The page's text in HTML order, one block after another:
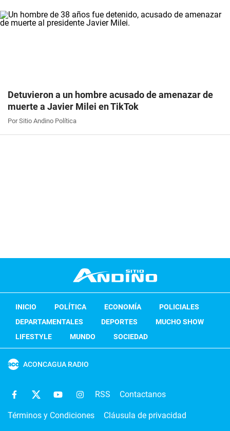
Detuvieron a un hombre acusado de amenazar de
muerte a Javier Milei en TikTok
Por Sitio Andino Política
INICIO POLÍTICA ECONOMÍA
POLICIALES
DEPARTAMENTALES
DEPORTES
MUCHO SHOW
LIFESTYLE
MUNDO SOCIEDAD
ACONCAGUA RADIO
RSS Contactanos
Términos y Condiciones Cláusula de privacidad